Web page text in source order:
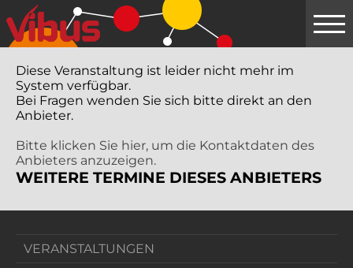
Springe
zum
Hauptinhalt
Diese Veranstaltung ist leider nicht mehr im
System verfügbar.
Bei Fragen wenden Sie sich bitte direkt an den
Anbieter.
Bitte klicken Sie hier, um die Kontaktdaten des
Anbieters anzuzeigen.
WEITERE TERMINE DIESES ANBIETERS
VERANSTALTUNGEN